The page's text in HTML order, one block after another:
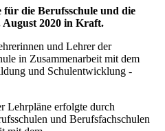
die Berufsschule und die
August 2020 in Kraft.
und Lehrer der
in Zusammenarbeit mit dem
und Schulentwicklung -
Lehrpläne erfolgte durch
und Berufsfachschulen